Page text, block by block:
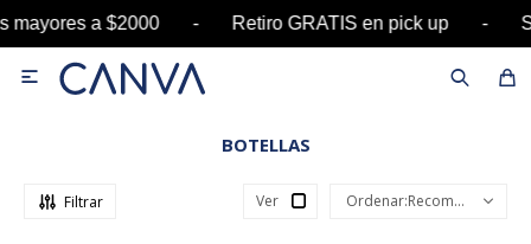
a $2000 - Retiro GRATIS en pick up -

BOTELLAS
Ver Recomendados